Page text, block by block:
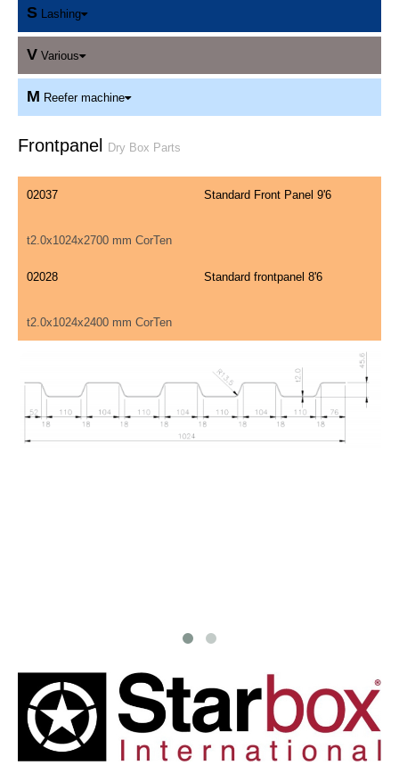
S Lashing
V Various
M Reefer machine
Frontpanel Dry Box Parts
02037 Standard Front Panel 9'6
t2.0x1024x2700 mm CorTen
02028 Standard frontpanel 8'6
t2.0x1024x2400 mm CorTen